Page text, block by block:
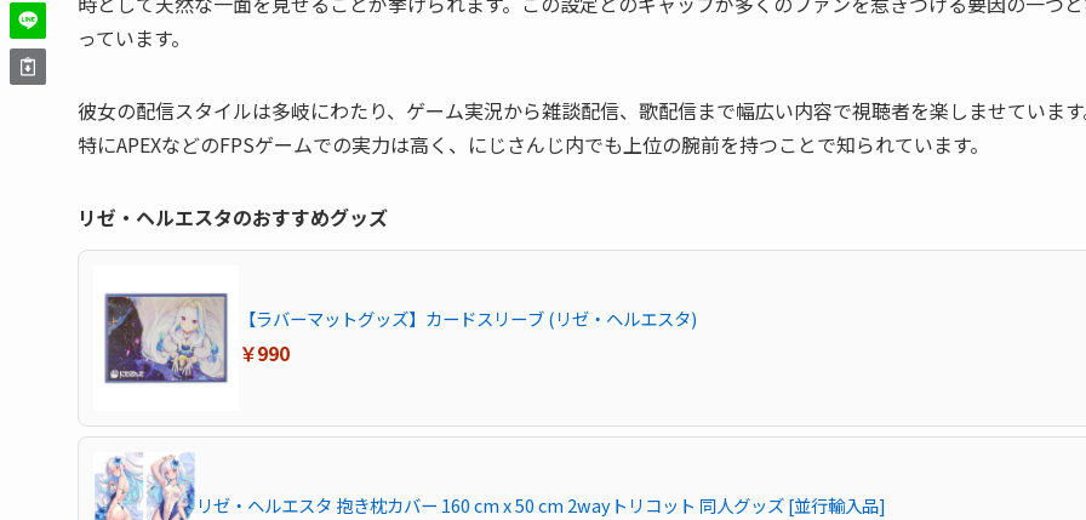
っています。
彼女の配信スタイルは多岐にわたり、ゲーム実況から雑談配信、歌配信まで幅広い内容で視聴者を楽しませています
特にAPEXなどのFPSゲームでの実力は高く、にじさんじ内でも上位の腕前を持つことで知られています。
リゼ・ヘルエスタのおすすめグッズ
【ラバーマットグッズ】カードスリーブ (リゼ・ヘルエスタ)
￥990
リゼ・ヘルエスタ 抱き枕カバー 160 cm x 50 cm 2wayトリコット 同人グッズ [並行輸入品]